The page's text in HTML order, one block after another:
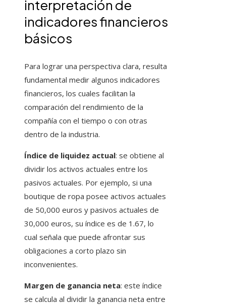
interpretación de
indicadores financieros
básicos
Para lograr una perspectiva clara, resulta
fundamental medir algunos indicadores
financieros, los cuales facilitan la
comparación del rendimiento de la
compañía con el tiempo o con otras
dentro de la industria.
Índice de liquidez actual: se obtiene al
dividir los activos actuales entre los
pasivos actuales. Por ejemplo, si una
boutique de ropa posee activos actuales
de 50,000 euros y pasivos actuales de
30,000 euros, su índice es de 1.67, lo
cual señala que puede afrontar sus
obligaciones a corto plazo sin
inconvenientes.
Margen de ganancia neta: este índice
se calcula al dividir la ganancia neta entre